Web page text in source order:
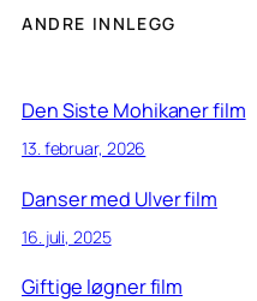
ANDRE INNLEGG
Den Siste Mohikaner film
13. februar, 2026
Danser med Ulver film
16. juli, 2025
Giftige løgner film